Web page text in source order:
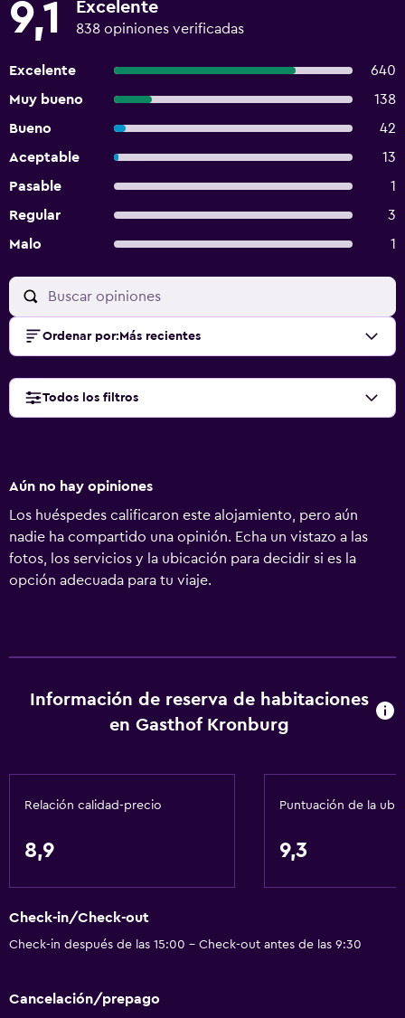
9,1 Excelente
838 opiniones verificadas
Excelente
640
Muy bueno
138
Bueno
42
Aceptable
13
Pasable
1
Regular
3
Malo
1
Ordenar por: Más recientes
Todos los filtros
Aún no hay opiniones
Los huéspedes calificaron este alojamiento, pero aún
nadie ha compartido una opinión. Echa un vistazo a las
fotos, los servicios y la ubicación para decidir si es la
opción adecuada para tu viaje.
Información de reserva de habitaciones
en Gasthof Kronburg
Relación calidad-precio
8,9
Puntuación de la
9,3
Check-in/Check-out
Check-in después de las 15:00 - Check-out antes de las 9:30
Cancelación/prepago